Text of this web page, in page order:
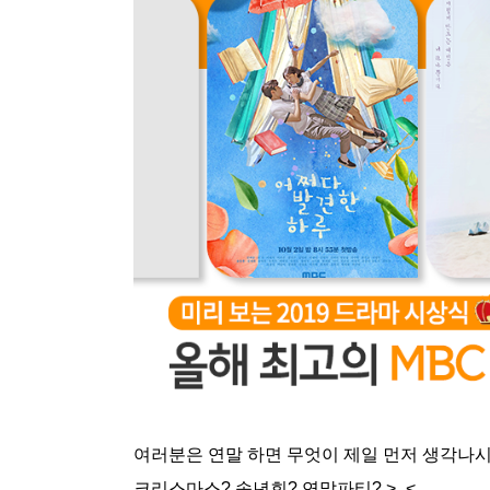
여러분은 연말 하면 무엇이 제일 먼저 생각나